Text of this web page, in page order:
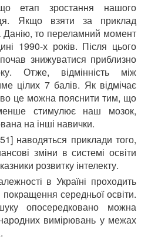
етап зростання нашого
Якщо взяти за приклад
Данію, то переламний момент
1990-х років. Після цього
знижуватися приблизно
Отже, відмінність між
цілих 7 балів. Як відмічає
це можна пояснити тим, що
стимулює наш мозок,
на інші навички.
наводяться приклади того,
зміни в системі освіти
розвитку інтелекту.
в Україні проходить
середньої освіти.
опосередковано можна
вимірювань у межах